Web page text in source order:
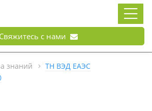
Свяжитесь с нами
знаний
ТН ВЭД ЕАЭС